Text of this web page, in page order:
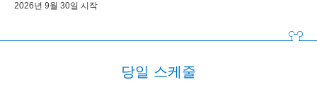
2026년 9월 30일 시작
당일 스케줄